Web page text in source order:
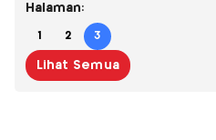
Halaman:
1 2 3
Lihat Semua